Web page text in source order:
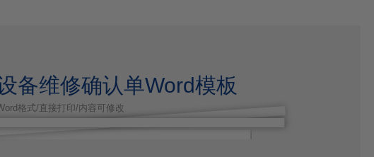
备维修确认单Word模板
格式/直接打印/内容可修改